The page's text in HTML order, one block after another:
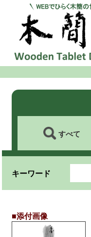
すべて
キーワード
■添付画像